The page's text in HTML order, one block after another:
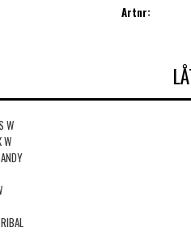
Artnr:
W
W